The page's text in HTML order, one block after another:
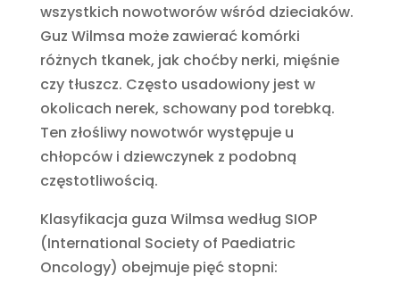
wszystkich nowotworów wśród dzieciaków.
Guz Wilmsa może zawierać komórki
różnych tkanek, jak choćby nerki, mięśnie
czy tłuszcz. Często usadowiony jest w
okolicach nerek, schowany pod torebką.
Ten złośliwy nowotwór występuje u
chłopców i dziewczynek z podobną
częstotliwością.
Klasyfikacja guza Wilmsa według SIOP
(International Society of Paediatric
Oncology) obejmuje pięć stopni: